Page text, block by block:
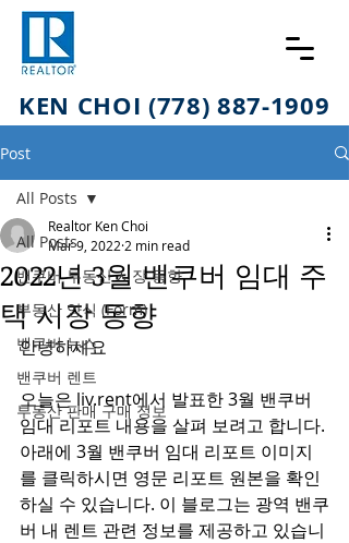
KEN CHOI (778) 887-1909
Post
All Posts
밴쿠버 부동산 시장 동향
부동산 양식 (Form)
밴쿠버 뉴스
밴쿠버 렌트
부동산 판매 구매 정보
All Posts
2022년 3월 밴쿠버 임대 주
택 시장 동향
Realtor Ken Choi
Mar 9, 2022 2 min read
안녕하세요
오늘은 liv.rent에서 발표한 3월 밴쿠버
임대 리포트 내용을 살펴 보려고 합니다.
아래에 3월 밴쿠버 임대 리포트 이미지
를 클릭하시면 영문 리포트 원본을 확인
하실 수 있습니다. 이 블로그는 광역 밴쿠
버 내 렌트 관련 정보를 제공하고 있습니